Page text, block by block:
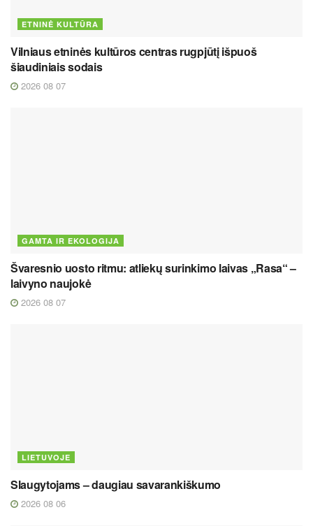
ETNINĖ KULTŪRA
Vilniaus etninės kultūros centras rugpjūtį išpuoš
šiaudiniais sodais
2026 08 07
GAMTA IR EKOLOGIJA
Švaresnio uosto ritmu: atliekų surinkimo laivas „Rasa“ –
laivyno naujokė
2026 08 07
LIETUVOJE
Slaugytojams – daugiau savarankiškumo
2026 08 06